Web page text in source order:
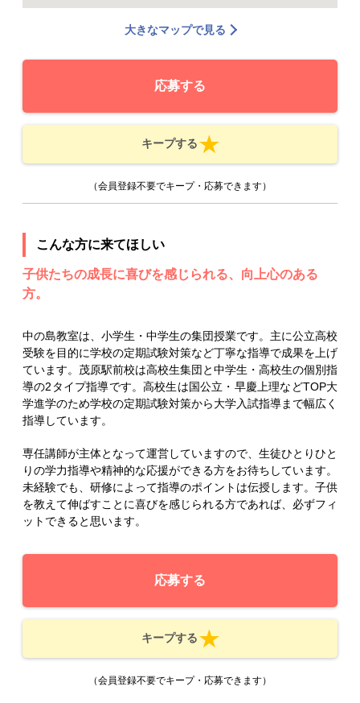
大きなマップで見る
応募する
キープする
（会員登録不要でキープ・応募できます）
こんな方に来てほしい
子供たちの成長に喜びを感じられる、向上心のある
方。
中の島教室は、小学生・中学生の集団授業です。主に公立高校
受験を目的に学校の定期試験対策など丁寧な指導で成果を上げ
ています。茂原駅前校は高校生集団と中学生・高校生の個別指
導の2タイプ指導です。高校生は国公立・早慶上理などTOP大
学進学のため学校の定期試験対策から大学入試指導まで幅広く
指導しています。
専任講師が主体となって運営していますので、生徒ひとりひと
りの学力指導や精神的な応援ができる方をお待ちしています。
未経験でも、研修によって指導のポイントは伝授します。子供
を教えて伸ばすことに喜びを感じられる方であれば、必ずフィ
ットできると思います。
応募する
キープする
（会員登録不要でキープ・応募できます）